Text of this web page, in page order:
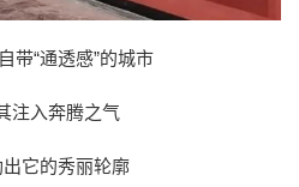
带“通透感”的城市
注入奔腾之气
它的秀丽轮廓